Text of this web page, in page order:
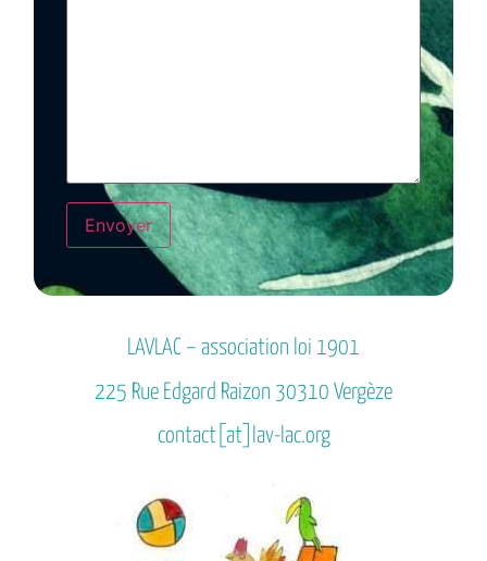
LAVLAC – association loi 1901
225 Rue Edgard Raizon 30310 Vergèze
contact[at]lav-lac.org